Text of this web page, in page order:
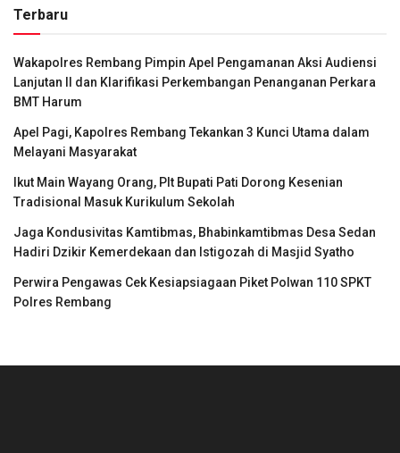
Terbaru
Wakapolres Rembang Pimpin Apel Pengamanan Aksi Audiensi
Lanjutan II dan Klarifikasi Perkembangan Penanganan Perkara
BMT Harum
Apel Pagi, Kapolres Rembang Tekankan 3 Kunci Utama dalam
Melayani Masyarakat
Ikut Main Wayang Orang, Plt Bupati Pati Dorong Kesenian
Tradisional Masuk Kurikulum Sekolah
Jaga Kondusivitas Kamtibmas, Bhabinkamtibmas Desa Sedan
Hadiri Dzikir Kemerdekaan dan Istigozah di Masjid Syatho
Perwira Pengawas Cek Kesiapsiagaan Piket Polwan 110 SPKT
Polres Rembang